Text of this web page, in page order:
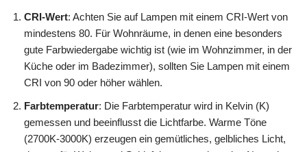
CRI-Wert: Achten Sie auf Lampen mit einem CRI-Wert von
mindestens 80. Für Wohnräume, in denen eine besonders
gute Farbwiedergabe wichtig ist (wie im Wohnzimmer, in der
Küche oder im Badezimmer), sollten Sie Lampen mit einem
CRI von 90 oder höher wählen.
Farbtemperatur: Die Farbtemperatur wird in Kelvin (K)
gemessen und beeinflusst die Lichtfarbe. Warme Töne
(2700K-3000K) erzeugen ein gemütliches, gelbliches Licht,